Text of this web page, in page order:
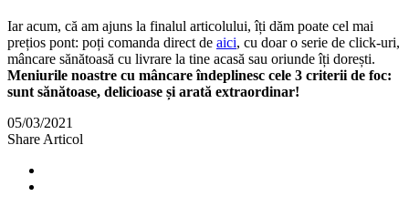
Iar acum, că am ajuns la finalul articolului, îți dăm poate cel mai
prețios pont: poți comanda direct de aici, cu doar o serie de click-uri,
mâncare sănătoasă cu livrare la tine acasă sau oriunde îți dorești.
Meniurile noastre cu mâncare îndeplinesc cele 3 criterii de foc:
sunt sănătoase, delicioase și arată extraordinar!
05/03/2021
Share Articol